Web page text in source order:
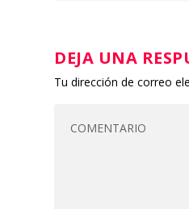
DEJA UNA
Tu dirección de correo